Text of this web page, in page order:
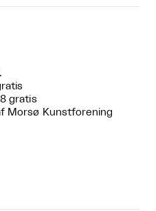
gratis
Morsø Kunstforening